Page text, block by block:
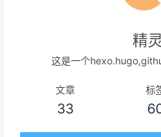
精
这是一个
文章
33
标